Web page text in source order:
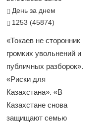
День за днем
1253 (45874)
«Токаев не сторонник
громких увольнений и
публичных разборок».
«Риски для
Казахстана». «В
Казахстане снова
защищают семью